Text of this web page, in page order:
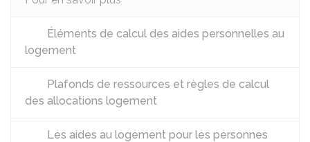
Éléments de calcul des aides personnelles au
logement
Plafonds de ressources et règles de calcul
des allocations logement
Les aides au logement pour les personnes